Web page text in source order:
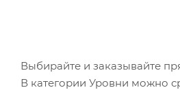
Выбирайте и заказывайте
В категории Уровни можно